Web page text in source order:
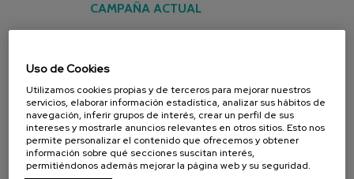
CAMPAÑA ACTUAL
Uso de Cookies
Utilizamos cookies propias y de terceros para mejorar nuestros
servicios, elaborar información estadística, analizar sus hábitos de
navegación, inferir grupos de interés, crear un perfil de sus
intereses y mostrarle anuncios relevantes en otros sitios. Esto nos
permite personalizar el contenido que ofrecemos y obtener
información sobre qué secciones suscitan interés,
permitiéndonos además mejorar la página web y su seguridad.